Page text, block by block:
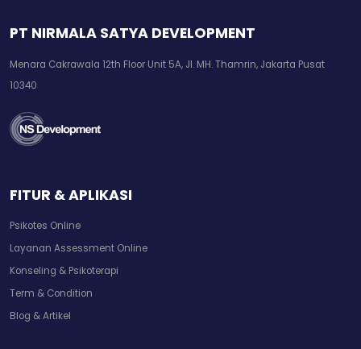
PT NIRMALA SATYA DEVELOPMENT
Menara Cakrawala 12th Floor Unit 5A, Jl. MH. Thamrin, Jakarta Pusat
10340
FITUR & APLIKASI
Psikotes Online
Layanan Assessment Online
Konseling & Psikoterapi
Term & Condition
Blog & Artikel